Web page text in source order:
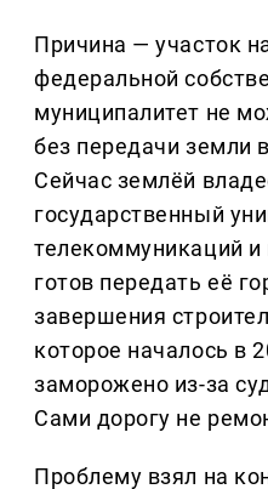
Причина — участок
федеральной
муниципалитет не
без передачи земли
Сейчас землёй
государственный
телекоммуникаций
готов передать её
завершения
которое началось в
заморожено из-за
Сами дорогу не
Проблему взял на